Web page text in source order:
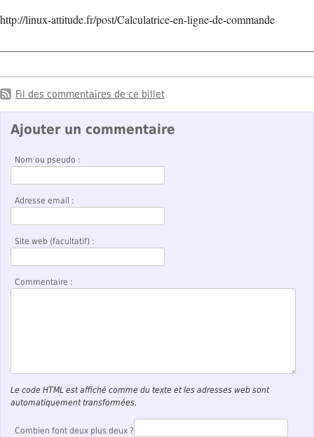
http://linux-attitude.fr/post/Calculatrice-en-ligne-de-commande
Fil des commentaires de ce billet
Ajouter un commentaire
Nom ou pseudo :
Adresse email :
Site web (facultatif) :
Commentaire :
Le code HTML est affiché comme du texte et les adresses web sont
automatiquement transformées.
Combien font deux plus deux ?